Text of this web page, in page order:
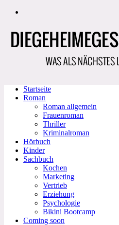
Zum
Startseite
Roman
Roman allgemein
Frauenroman
Thriller
Kriminalroman
Hörbuch
Kinder
Sachbuch
Kochen
Marketing
Vertrieb
Erziehung
Psychologie
Bikini Bootcamp
Coming soon